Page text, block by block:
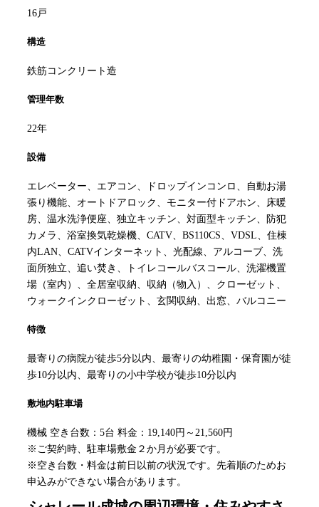
16戸
構造
鉄筋コンクリート造
管理年数
22年
設備
エレベーター、エアコン、ドロップインコンロ、自動お湯
張り機能、オートドアロック、モニター付ドアホン、床暖
房、温水洗浄便座、独立キッチン、対面型キッチン、防犯
カメラ、浴室換気乾燥機、CATV、BS110CS、VDSL、住棟
内LAN、CATVインターネット、光配線、アルコーブ、洗
面所独立、追い焚き、トイレコールバスコール、洗濯機置
場（室内）、全居室収納、収納（物入）、クローゼット、
ウォークインクローゼット、玄関収納、出窓、バルコニー
特徴
最寄りの病院が徒歩5分以内、最寄りの幼稚園・保育園が徒
歩10分以内、最寄りの小中学校が徒歩10分以内
敷地内駐車場
機械 空き台数：5台 料金：19,140円～21,560円
※ご契約時、駐車場敷金２か月が必要です。
※空き台数・料金は前日以前の状況です。先着順のためお
申込みができない場合があります。